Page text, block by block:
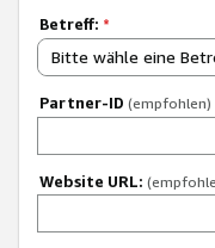
Betreff: *
Bitte wähle eine
Partner-ID (empfohlen)
Website URL: